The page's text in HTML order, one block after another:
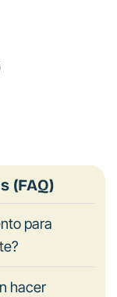
(FAQ)
para
hacer